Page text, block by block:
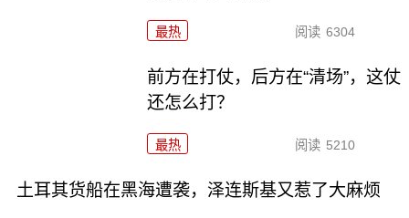
最热 阅读 6304
前方在打仗，后方在“清场”，这仗
还怎么打？
最热 阅读 5210
土耳其货船在黑海遭袭，泽连斯基又惹了大麻烦